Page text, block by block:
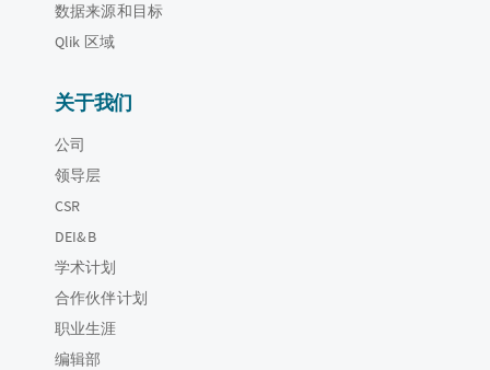
数据来源和目标
Qlik 区域
关于我们
公司
领导层
CSR
DEI&B
学术计划
合作伙伴计划
职业生涯
编辑部